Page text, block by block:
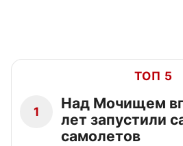
ТОП 5
1
Над Мочищем
лет запустили
самолетов